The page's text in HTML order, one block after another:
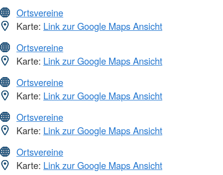
Ortsvereine
Karte: Link zur Google Maps Ansicht
Ortsvereine
Karte: Link zur Google Maps Ansicht
Ortsvereine
Karte: Link zur Google Maps Ansicht
Ortsvereine
Karte: Link zur Google Maps Ansicht
Ortsvereine
Karte: Link zur Google Maps Ansicht